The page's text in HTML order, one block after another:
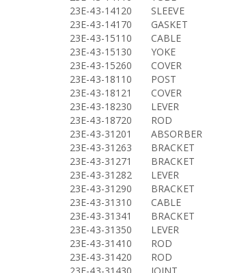
23E-43-14120
SLEEVE
23E-43-14170
GASKET
23E-43-15110
CABLE
23E-43-15130
YOKE
23E-43-15260
COVER
23E-43-18110
POST
23E-43-18121
COVER
23E-43-18230
LEVER
23E-43-18720
ROD
23E-43-31201
ABSORBER
23E-43-31263
BRACKET
23E-43-31271
BRACKET
23E-43-31282
LEVER
23E-43-31290
BRACKET
23E-43-31310
CABLE
23E-43-31341
BRACKET
23E-43-31350
LEVER
23E-43-31410
ROD
23E-43-31420
ROD